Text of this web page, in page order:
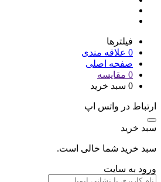
فیلترها
0 علاقه مندی
صفحه اصلی
0 مقایسه
0 سبد خرید
ارتباط در واتس اپ
سبد خرید
سبد خرید شما خالی است.
ورود به سایت